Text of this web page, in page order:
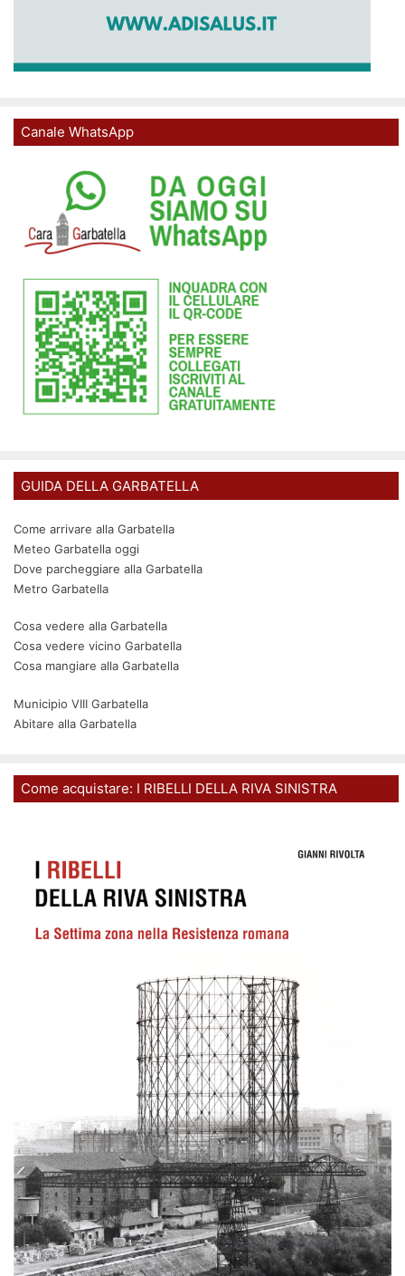
Canale WhatsApp
GUIDA DELLA GARBATELLA
Come arrivare alla Garbatella
Meteo Garbatella oggi
Dove parcheggiare alla Garbatella
Metro Garbatella
Cosa vedere alla Garbatella
Cosa vedere vicino Garbatella
Cosa mangiare alla Garbatella
Municipio VIII Garbatella
Abitare alla Garbatella
Come acquistare: I RIBELLI DELLA RIVA SINISTRA